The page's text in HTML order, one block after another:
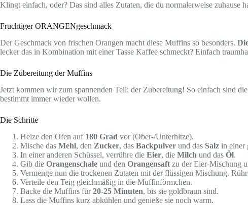
Klingt einfach, oder? Das sind alles Zutaten, die du normalerweise zuhause
Fruchtiger ORANGENgeschmack
Der Geschmack von frischen Orangen macht diese Muffins so besonders.
lecker das in Kombination mit einer Tasse Kaffee schmeckt? Einfach
Die Zubereitung der Muffins
Jetzt kommen wir zum spannenden Teil: der Zubereitung! So einfach sind die
bestimmt immer wieder wollen.
Die Schritte
Heize den Ofen auf 180 Grad vor (Ober-/Unterhitze).
Mische das Mehl, den Zucker, das Backpulver und das Salz in einer
In einer anderen Schüssel, verrühre die Eier, die Milch und das Öl.
Gib die Orangenschale und den Orangensaft zu der Eier-Mischung
Vermenge nun die trockenen Zutaten mit der flüssigen Mischung.
Verteile den Teig gleichmäßig in die Muffinförmchen.
Backe die Muffins für20-25 Minuten, bis sie goldbraun sind.
Lass die Muffins kurz abkühlen und genieße sie noch warm.